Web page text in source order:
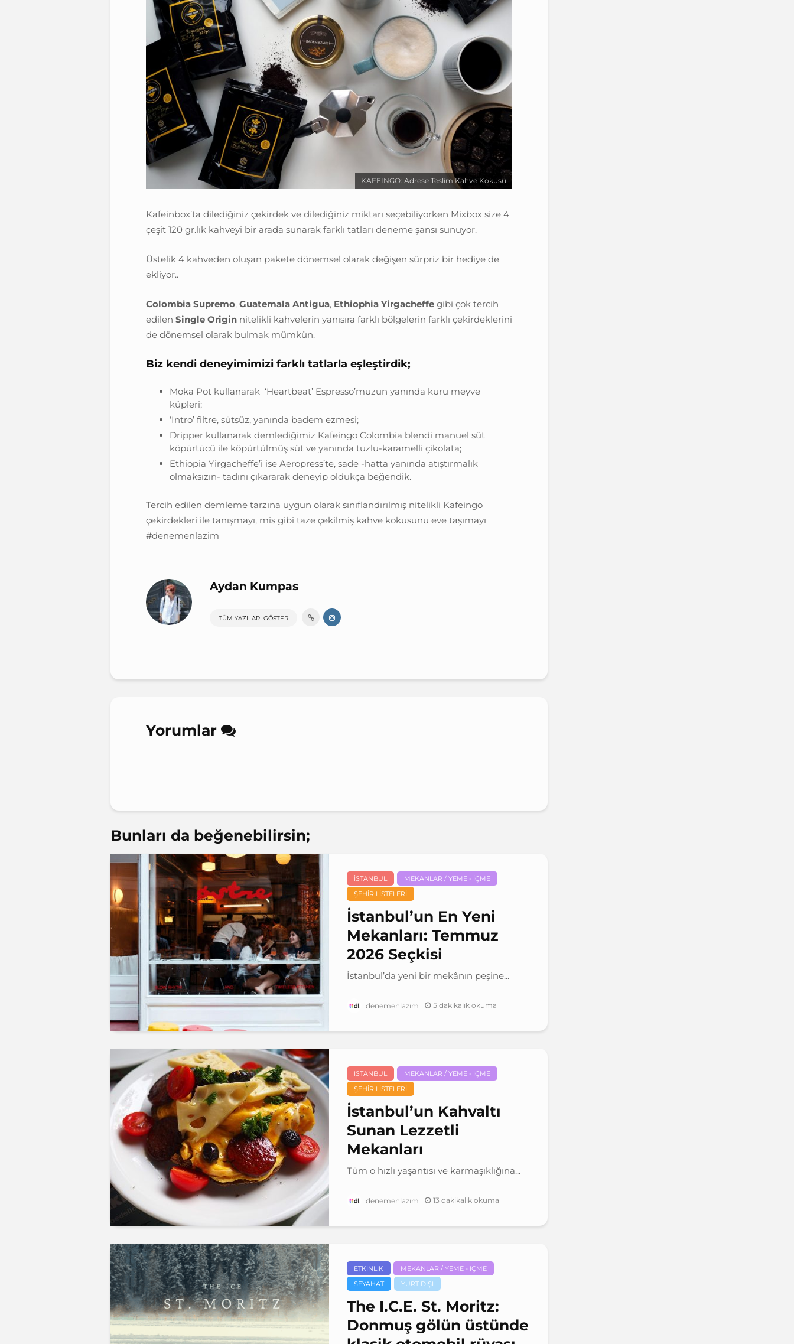
KAFEINGO: Adrese Teslim Kahve Kokusu
Kafeinbox’ta dilediğiniz çekirdek ve dilediğiniz miktarı seçebiliyorken Mixbox size 4
çeşit 120 gr.lık kahveyi bir arada sunarak farklı tatları deneme şansı sunuyor.
Üstelik 4 kahveden oluşan pakete dönemsel olarak değişen sürpriz bir hediye de
ekliyor..
Colombia Supremo, Guatemala Antigua, Ethiophia Yirgacheffe gibi çok tercih
edilen Single Origin nitelikli kahvelerin yanısıra farklı bölgelerin farklı çekirdeklerini
de dönemsel olarak bulmak mümkün.
Biz kendi deneyimimizi farklı tatlarla eşleştirdik;
Moka Pot kullanarak ‘Heartbeat’ Espresso’muzun yanında kuru meyve
küpleri;
‘Intro’ filtre, sütsüz, yanında badem ezmesi;
Dripper kullanarak demlediğimiz Kafeingo Colombia blendi manuel süt
köpürtücü ile köpürtülmüş süt ve yanında tuzlu-karamelli çikolata;
Ethiopia Yirgacheffe’i ise Aeropress’te, sade -hatta yanında atıştırmalık
olmaksızın- tadını çıkararak deneyip oldukça beğendik.
Tercih edilen demleme tarzına uygun olarak sınıflandırılmış nitelikli Kafeingo
çekirdekleri ile tanışmayı, mis gibi taze çekilmiş kahve kokusunu eve taşımayı
#denemenlazim
Aydan Kumpas
TÜM YAZILARI GÖSTER
Yorumlar
Bunları da beğenebilirsin;
İSTANBUL
MEKANLAR / YEME - İÇME
ŞEHIR LISTELERI
İstanbul’un En Yeni
Mekanları: Temmuz
2026 Seçkisi
İstanbul’da yeni bir mekânın peşine...
denemenlazım 5 dakikalık okuma
İSTANBUL
MEKANLAR / YEME - İÇME
ŞEHIR LISTELERI
İstanbul’un Kahvaltı
Sunan Lezzetli
Mekanları
Tüm o hızlı yaşantısı ve karmaşıklığına...
denemenlazım 13 dakikalık okuma
ETKINLIK
MEKANLAR / YEME - İÇME
SEYAHAT
YURT DIŞI
The I.C.E. St. Moritz:
Donmuş gölün üstünde